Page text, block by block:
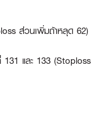
ส่วนเพิ่มถ้าหลุด 62)
131 และ 133 (Stoploss